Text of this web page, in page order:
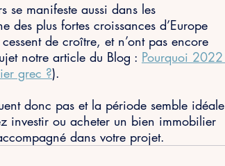
se manifeste aussi dans les
des plus fortes croissances d’Europe
de croître, et n’ont pas encore
notre article du Blog : Pourquoi 2022
grec ?).
donc pas et la période semble idéale
investir ou acheter un bien immobilier
dans votre projet.